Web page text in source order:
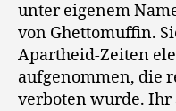
unter eigenem
von Ghettomuffin.
Apartheid-Zeiten
aufgenommen, die
verboten wurde.